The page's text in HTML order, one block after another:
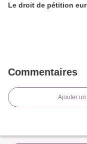
Le droit de pétition
Commentaires
Ajouter